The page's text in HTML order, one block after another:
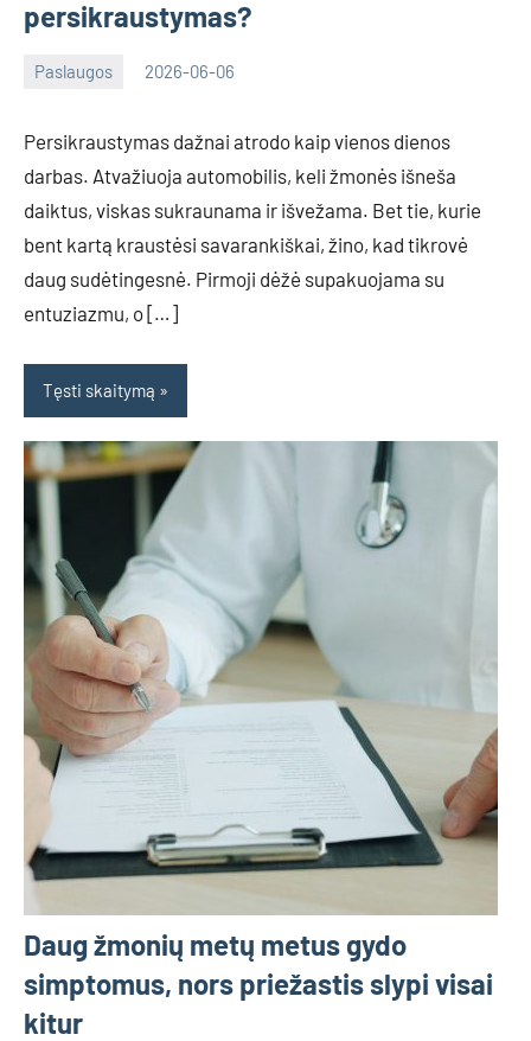
persikraustymas?
Paslaugos 2026-06-06
Persikraustymas dažnai atrodo kaip vienos dienos
darbas. Atvažiuoja automobilis, keli žmonės išneša
daiktus, viskas sukraunama ir išvežama. Bet tie, kurie
bent kartą kraustėsi savarankiškai, žino, kad tikrovė
daug sudėtingesnė. Pirmoji dėžė supakuojama su
entuziazmu, o […]
Tęsti skaitymą
Daug žmonių metų metus gydo
simptomus, nors priežastis slypi visai
kitur